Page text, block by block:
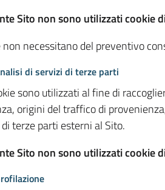
Sito non sono utilizzati cookie
non necessitano del preventivo
di servizi di terze parti
sono utilizzati al fine di
origini del traffico di
terze parti esterni al Sito.
Sito non sono utilizzati cookie